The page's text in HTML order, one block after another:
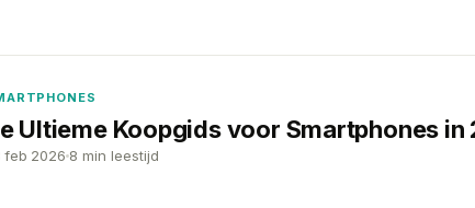
Ultieme Koopgids voor Smartphones in
feb 2026 8 min leestijd